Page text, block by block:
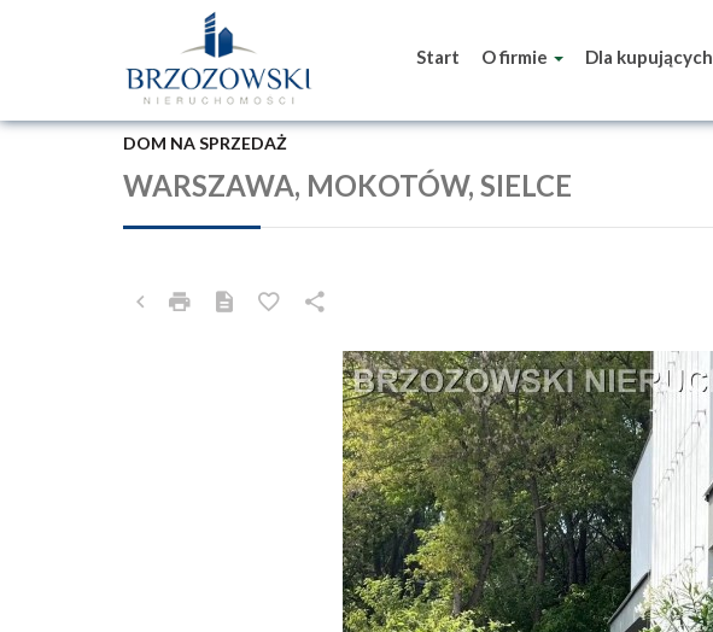
Start O firmie Dla kupujących
WARSZAWA, MOKOTÓW, SIELCE
DOM NA SPRZEDAŻ